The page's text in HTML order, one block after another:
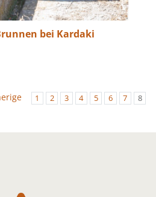
bei Kardaki
1 2 3 4 5 6 7 8